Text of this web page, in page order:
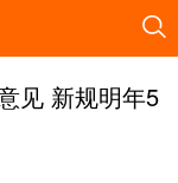
见 新规明年5